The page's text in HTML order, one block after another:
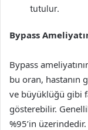
tutulur.
Bypass
Bypass
bu oran, hastanın
ve büyüklüğü gibi
gösterebilir.
%95’in